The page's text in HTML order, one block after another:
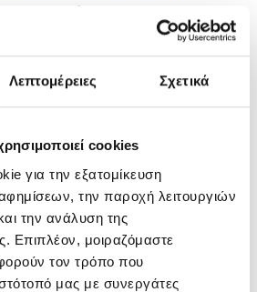
Λεπτομέρειες Σχετικά
cookies
για την εξατομίκευση
την παροχή λειτουργιών
την ανάλυση της
Επιπλέον, μοιραζόμαστε
τον τρόπο που
μας με συνεργάτες
08:00 έως τις 14:30, στο
της Γ.Ε.Α στην πλατεία
να συμμετάσχουν στην
με αυτό τον τρόπο,
μας που έχουν ανάγκη
αίμα είναι αυξημένες
μήνες.